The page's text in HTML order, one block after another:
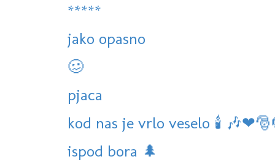
*****
jako opasno
🥴
pjaca
kod nas je vrlo veselo 🕯
ispod bora 🌲